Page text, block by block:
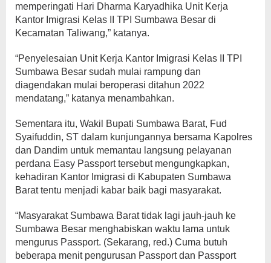
memperingati Hari Dharma Karyadhika Unit Kerja
Kantor Imigrasi Kelas II TPI Sumbawa Besar di
Kecamatan Taliwang,” katanya.
“Penyelesaian Unit Kerja Kantor Imigrasi Kelas II TPI
Sumbawa Besar sudah mulai rampung dan
diagendakan mulai beroperasi ditahun 2022
mendatang,” katanya menambahkan.
Sementara itu, Wakil Bupati Sumbawa Barat, Fud
Syaifuddin, ST dalam kunjungannya bersama Kapolres
dan Dandim untuk memantau langsung pelayanan
perdana Easy Passport tersebut mengungkapkan,
kehadiran Kantor Imigrasi di Kabupaten Sumbawa
Barat tentu menjadi kabar baik bagi masyarakat.
“Masyarakat Sumbawa Barat tidak lagi jauh-jauh ke
Sumbawa Besar menghabiskan waktu lama untuk
mengurus Passport. (Sekarang, red.) Cuma butuh
beberapa menit pengurusan Passport dan Passport